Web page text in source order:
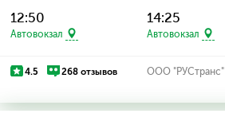
12:50
Автовокзал
14:25
Автовокзал
4.5 268 отзывов ООО "РУСтранс"